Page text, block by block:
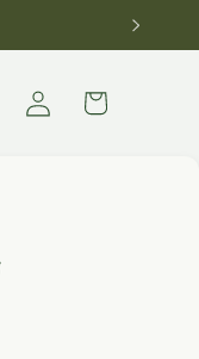
Inloggen
Winkelwagen